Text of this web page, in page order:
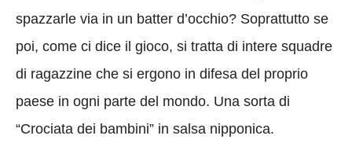
spazzarle via in un batter d’occhio? Soprattutto se
poi, come ci dice il gioco, si tratta di intere squadre
di ragazzine che si ergono in difesa del proprio
paese in ogni parte del mondo. Una sorta di
“Crociata dei bambini” in salsa nipponica.